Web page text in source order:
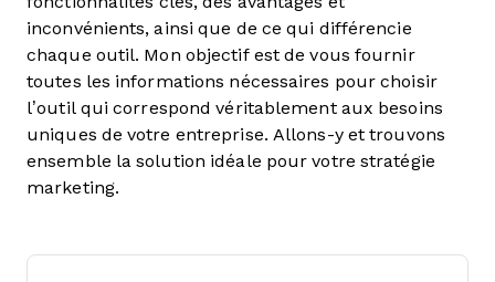
inconvénients, ainsi que de ce qui différencie
chaque outil. Mon objectif est de vous fournir
toutes les informations nécessaires pour choisir
l’outil qui correspond véritablement aux besoins
uniques de votre entreprise. Allons-y et trouvons
ensemble la solution idéale pour votre stratégie
marketing.